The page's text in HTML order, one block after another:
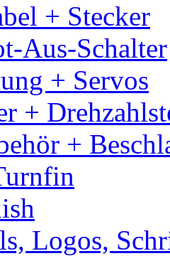
+ Stecker
Aus-Schalter
+ Servos
+
+
Logos,